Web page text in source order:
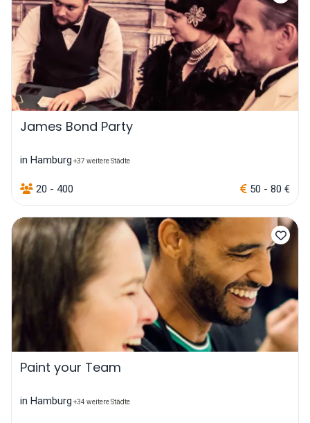
James Bond Party
in Hamburg +37 weitere Städte
20 - 400 50 - 80 €
Paint your Team
in Hamburg +34 weitere Städte